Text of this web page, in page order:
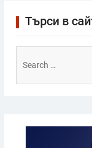
Търси в
for: